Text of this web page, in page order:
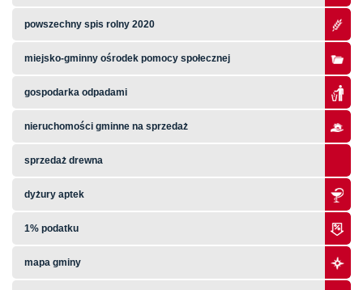
powszechny spis rolny 2020
miejsko-gminny ośrodek pomocy społecznej
gospodarka odpadami
nieruchomości gminne na sprzedaż
sprzedaż drewna
dyżury aptek
1% podatku
mapa gminy